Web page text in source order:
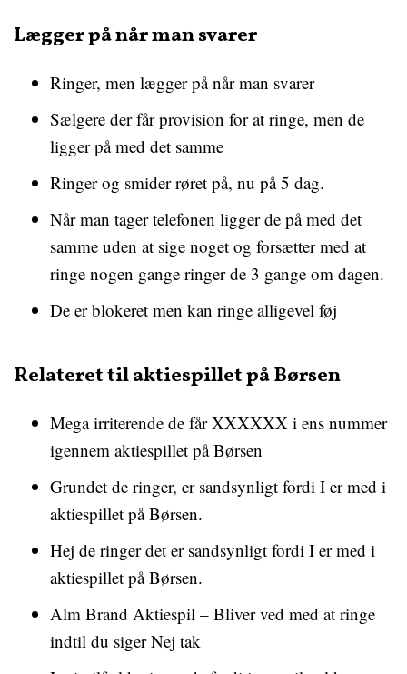
Lægger på når man svarer
Ringer, men lægger på når man svarer
Sælgere der får provision for at ringe, men de
ligger på med det samme
Ringer og smider røret på, nu på 5 dag.
Når man tager telefonen ligger de på med det
samme uden at sige noget og forsætter med at
ringe nogen gange ringer de 3 gange om dagen.
De er blokeret men kan ringe alligevel føj
Relateret til aktiespillet på Børsen
Mega irriterende de får XXXXXX i ens nummer
igennem aktiespillet på Børsen
Grundet de ringer, er sandsynligt fordi I er med i
aktiespillet på Børsen.
Hej de ringer det er sandsynligt fordi I er med i
aktiespillet på Børsen.
Alm Brand Aktiespil – Bliver ved med at ringe
indtil du siger Nej tak